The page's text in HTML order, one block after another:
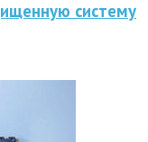
систему